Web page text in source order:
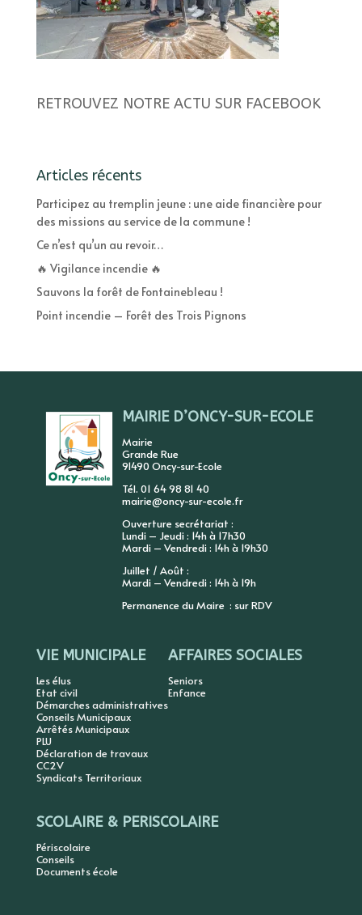
RETROUVEZ NOTRE ACTU SUR FACEBOOK
Articles récents
Participez au tremplin jeune : une aide financière pour
des missions au service de la commune !
Ce n’est qu’un au revoir…
🔥 Vigilance incendie 🔥
Sauvons la forêt de Fontainebleau !
Point incendie – Forêt des Trois Pignons
MAIRIE D’ONCY-SUR-ECOLE
Mairie
Grande Rue
91490 Oncy-sur-Ecole
Tél. 01 64 98 81 40
mairie@oncy-sur-ecole.fr
Ouverture secrétariat :
Lundi – Jeudi : 14h à 17h30
Mardi – Vendredi : 14h à 19h30
Juillet / Août :
Mardi – Vendredi : 14h à 19h
Permanence du Maire : sur RDV
VIE MUNICIPALE
Les élus
Etat civil
Démarches administratives
Conseils Municipaux
Arrêtés Municipaux
PLU
Déclaration de travaux
CC2V
Syndicats Territoriaux
AFFAIRES SOCIALES
Seniors
Enfance
SCOLAIRE & PERISCOLAIRE
Périscolaire
Conseils
Documents école